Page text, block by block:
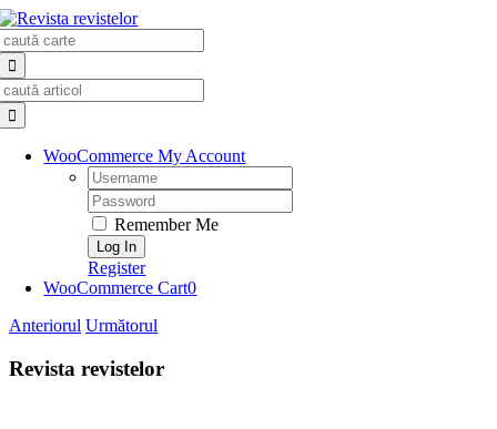
Skip
to
content
WooCommerce My Account
Username:
Password:
Remember Me
Register
WooCommerce Cart0
Anteriorul Următorul
Revista revistelor